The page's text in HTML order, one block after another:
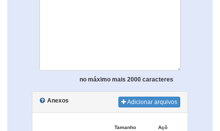
no máximo mais 2000 caracteres
Anexos Adicionar arquivos
Tamanho
Açõ